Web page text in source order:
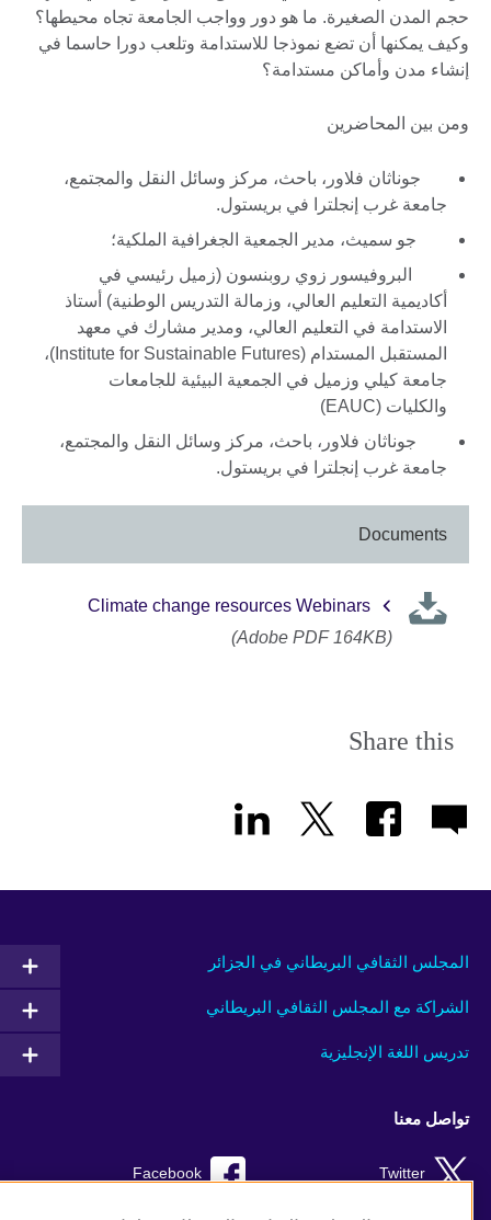
حجم المدن الصغيرة. ما هو دور وواجب الجامعة تجاه محيطها؟
وكيف يمكنها أن تضع نموذجا للاستدامة وتلعب دورا حاسما في
إنشاء مدن وأماكن مستدامة؟
ومن بين المحاضرين
جوناثان فلاور، باحث، مركز وسائل النقل والمجتمع،
جامعة غرب إنجلترا في بريستول.
جو سميث، مدير الجمعية الجغرافية الملكية؛
البروفيسور زوي روبنسون (زميل رئيسي في
أكاديمية التعليم العالي، وزمالة التدريس الوطنية) أستاذ
الاستدامة في التعليم العالي، ومدير مشارك في معهد
المستقبل المستدام (Institute for Sustainable Futures)،
جامعة كيلي وزميل في الجمعية البيئية للجامعات
والكليات (EAUC)
جوناثان فلاور، باحث، مركز وسائل النقل والمجتمع،
جامعة غرب إنجلترا في بريستول.
Documents
Climate change resources Webinars
(Adobe PDF 164KB)
Share this
المجلس الثقافي البريطاني في الجزائر
الشراكة مع المجلس الثقافي البريطاني
تدريس اللغة الإنجليزية
تواصل معنا
Facebook Twitter